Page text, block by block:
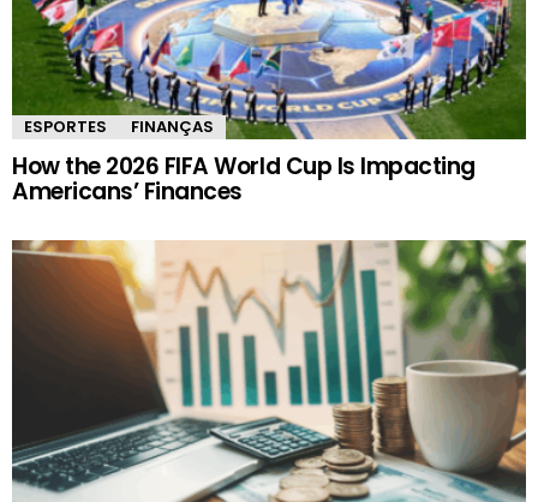
ESPORTES FINANÇAS
How the 2026 FIFA World Cup Is Impacting
Americans’ Finances